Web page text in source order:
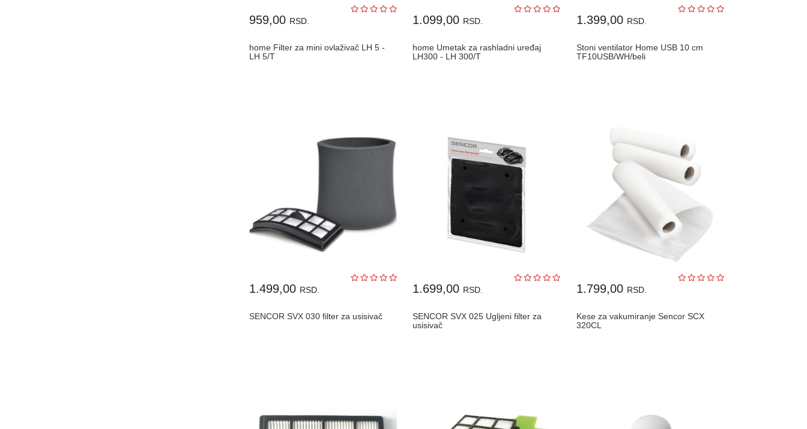
959,00 RSD.
home Filter za mini ovlaživač LH 5 -
LH 5/T
1.099,00 RSD.
home Umetak za rashladni uređaj
LH300 - LH 300/T
1.399,00 RSD.
Stoni ventilator Home USB 10 cm
TF10USB/WH/beli
1.499,00 RSD.
SENCOR SVX 030 filter za usisivač
1.699,00 RSD.
SENCOR SVX 025 Ugljeni filter za
usisivač
1.799,00 RSD.
Kese za vakumiranje Sencor SCX
320CL